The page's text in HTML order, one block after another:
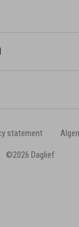
statement
©2026 Daglief